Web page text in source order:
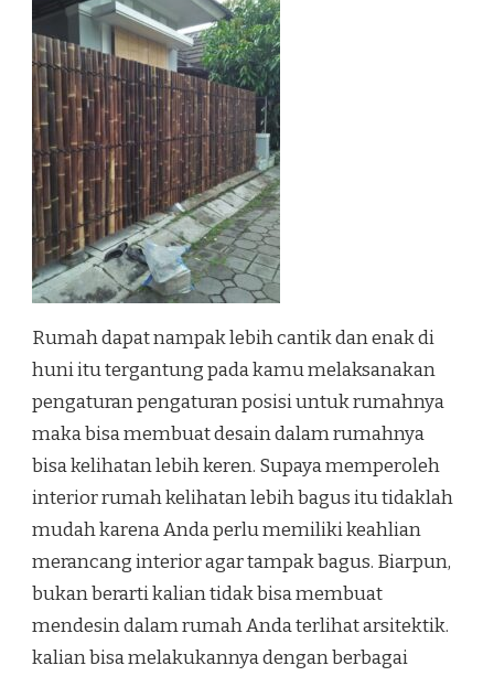
Rumah dapat nampak lebih cantik dan enak di
huni itu tergantung pada kamu melaksanakan
pengaturan pengaturan posisi untuk rumahnya
maka bisa membuat desain dalam rumahnya
bisa kelihatan lebih keren. Supaya memperoleh
interior rumah kelihatan lebih bagus itu tidaklah
mudah karena Anda perlu memiliki keahlian
merancang interior agar tampak bagus. Biarpun,
bukan berarti kalian tidak bisa membuat
mendesin dalam rumah Anda terlihat arsitektik.
kalian bisa melakukannya dengan berbagai